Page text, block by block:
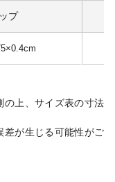
プ
上、サイズ表の寸法
が生じる可能性がご